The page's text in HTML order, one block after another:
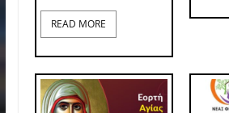
READ MORE